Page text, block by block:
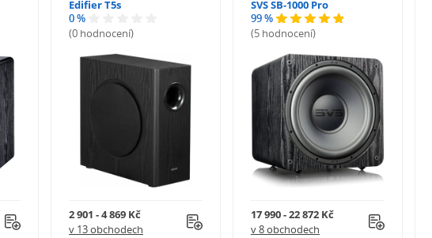
Edifier T5s
0 %
(0 hodnocení)
2 901 - 4 869 Kč
v 13 obchodech
SVS SB-1000 Pro
99 %
(5 hodnocení)
17 990 - 22 872 Kč
v 8 obchodech